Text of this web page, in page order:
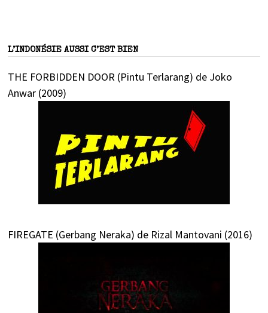
L’INDONÉSIE AUSSI C’EST BIEN
THE FORBIDDEN DOOR (Pintu Terlarang) de Joko
Anwar (2009)
FIREGATE (Gerbang Neraka) de Rizal Mantovani (2016)